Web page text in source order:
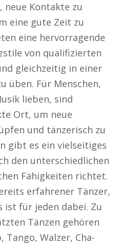
neue Kontakte zu
eine gute Zeit zu
eine hervorragende
von qualifizierten
gleichzeitig in einer
üben. Für Menschen,
lieben, sind
Ort, um neue
und tänzerisch zu
gibt es ein vielseitiges
den unterschiedlichen
Fähigkeiten richtet.
erfahrener Tänzer,
ist für jeden dabei. Zu
Tänzen gehören
Tango, Walzer, Cha-